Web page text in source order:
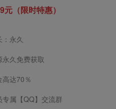
元（限时特惠）
永久
久免费获取
达70％
专属【QQ】交流群